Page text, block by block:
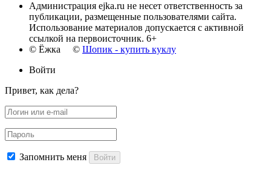
Администрация ejka.ru не несет ответственность за
публикации, размещенные пользователями сайта.
Использование материалов допускается с активной
ссылкой на первоисточник. 6+
© Ёжка © Шопик - купить куклу
Войти
Привет, как дела?
Запомнить меня Войти